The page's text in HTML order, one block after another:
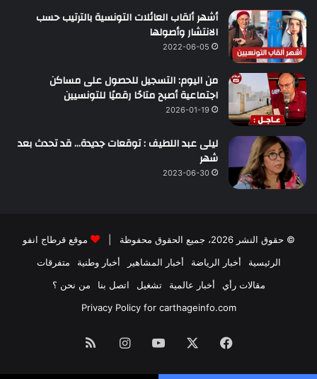
أشهر ألقاب العائلات التونسية بالترتيب حسب
الانتشار وأصولها
2022-06-05
من اليوم: التسجيل للحصول على مساكن
اجتماعية أصبح متاحًا رقميًا للتونسيين
2026-01-19
ليلى عبد اللطيف : توقعات جديدة… قد تحدث بعد
شهر
2023-06-30
© حقوق النشر 2026، جميع الحقوق محفوظة |
موقع قرطاج انفو
الرئيسية
أخبار الرياضة أخبار المشاهير أخبار وطنية
متفرقات
مقالات رأي
أخبار عالمية تشغيل اتصل بنا
من نحن ؟
Privacy Policy for carthageinfo.com
فيسبوك ‫YouTubeانستقرام